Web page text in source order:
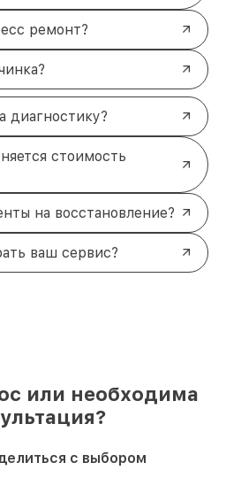
ремонт?
диагностику?
стоимость
на восстановление?
ваш сервис?
или необходима
с выбором